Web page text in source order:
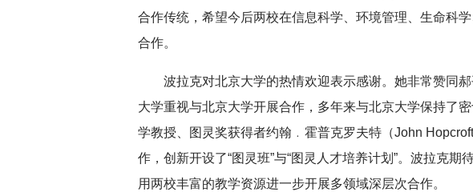
合作传统，希望今后两校在信息科学、环境管理、生命科
合作。
波拉克对北京大学的热情欢迎表示感谢。她非常赞同
大学重视与北京大学开展合作，多年来与北京大学保持了
学教授、图灵奖获得者约翰﹒霍普克罗夫特（John
作，创新开设了“图灵班”与“图灵人才培养计划”。波拉克期
用两校丰富的教学资源进一步开展多领域深层次合作。